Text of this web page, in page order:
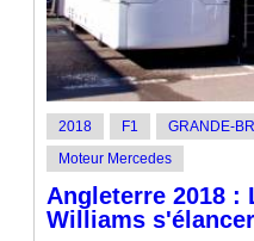
2018 F1 GRANDE-
Moteur Mercedes
Angleterre 2018 :
Williams